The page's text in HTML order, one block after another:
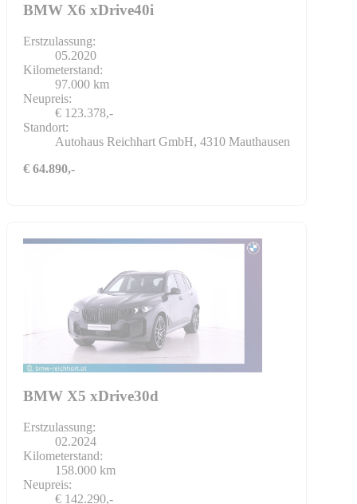
BMW X6 xDrive40i
Erstzulassung:
05.2020
Kilometerstand:
97.000 km
Neupreis:
€ 123.378,-
Standort:
Autohaus Reichhart GmbH, 4310 Mauthausen
€ 64.890,-
BMW X5 xDrive30d
Erstzulassung:
02.2024
Kilometerstand:
158.000 km
Neupreis:
€ 142.290,-